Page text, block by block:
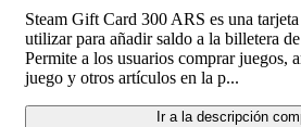
Steam Gift Card 300 ARS es una
utilizar para añadir saldo a la billetera
Permite a los usuarios comprar juegos,
juego y otros artículos en la p...
Ir a la descripción